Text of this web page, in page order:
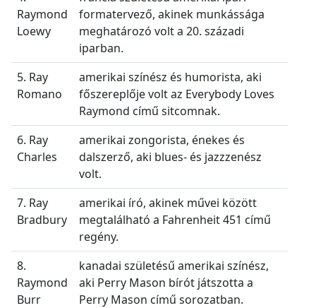
Raymond
Loewy
formatervező, akinek munkássága
meghatározó volt a 20. századi
iparban.
5. Ray
Romano
amerikai színész és humorista, aki
főszereplője volt az Everybody Loves
Raymond című sitcomnak.
6. Ray
Charles
amerikai zongorista, énekes és
dalszerző, aki blues- és jazzzenész
volt.
7. Ray
Bradbury
amerikai író, akinek művei között
megtalálható a Fahrenheit 451 című
regény.
8.
Raymond
Burr
kanadai születésű amerikai színész,
aki Perry Mason bírót játszotta a
Perry Mason című sorozatban.